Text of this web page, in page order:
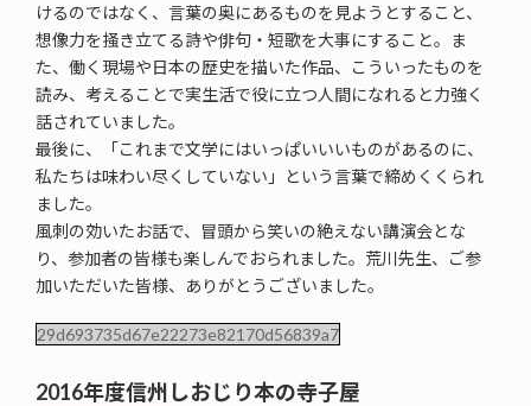
けるのではなく、言葉の奥にあるものを見ようとすること、
想像力を掻き立てる詩や俳句・短歌を大事にすること。ま
た、働く現場や日本の歴史を描いた作品、こういったものを
読み、考えることで実生活で役に立つ人間になれると力強く
話されていました。
最後に、「これまで文学にはいっぱいいいものがあるのに、
私たちは味わい尽くしていない」という言葉で締めくくられ
ました。
風刺の効いたお話で、冒頭から笑いの絶えない講演会とな
り、参加者の皆様も楽しんでおられました。荒川先生、ご参
加いただいた皆様、ありがとうございました。
29d693735d67e22273e82170d56839a7
2016年度信州しおじり本の寺子屋